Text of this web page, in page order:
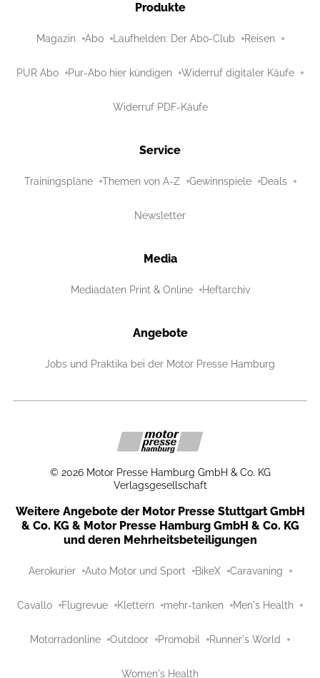
Produkte
Magazin Abo Laufhelden: Der Abo-Club Reisen
PUR Abo Pur-Abo hier kündigen Widerruf digitaler Käufe
Widerruf PDF-Käufe
Service
Trainingspläne Themen von A-Z Gewinnspiele Deals
Newsletter
Media
Mediadaten Print & Online Heftarchiv
Angebote
Jobs und Praktika bei der Motor Presse Hamburg
© 2026 Motor Presse Hamburg GmbH & Co. KG
Verlagsgesellschaft
Weitere Angebote der Motor Presse Stuttgart GmbH
& Co. KG & Motor Presse Hamburg GmbH & Co. KG
und deren Mehrheitsbeteiligungen
Aerokurier Auto Motor und Sport BikeX Caravaning
Cavallo Flugrevue Klettern mehr-tanken Men's Health
Motorradonline Outdoor Promobil Runner's World
Women's Health